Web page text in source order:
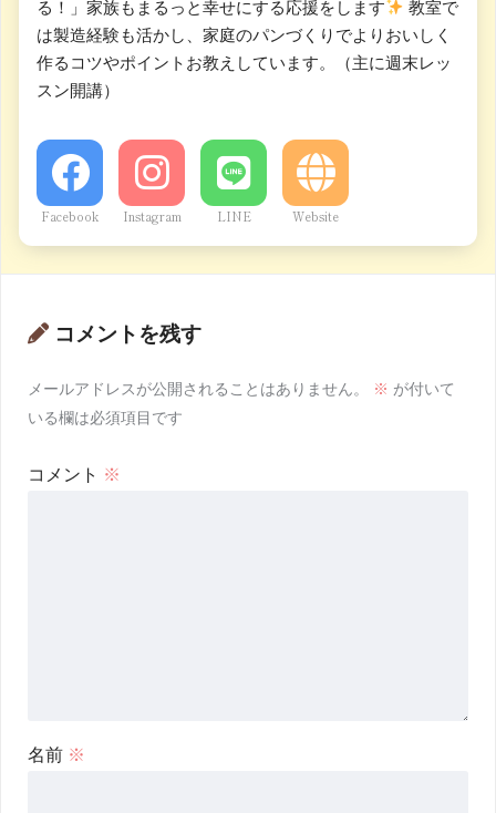
る！」家族もまるっと幸せにする応援をします
教室で
は製造経験も活かし、家庭のパンづくりでよりおいしく
作るコツやポイントお教えしています。（主に週末レッ
スン開講）
Facebook Instagram LINE Website
コメントを残す
メールアドレスが公開されることはありません。 ※ が付いて
いる欄は必須項目です
コメント ※
名前 ※